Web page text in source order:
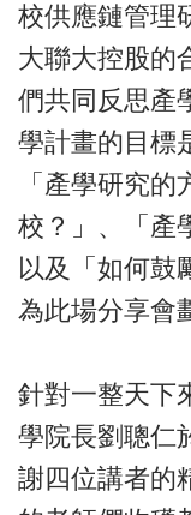
校供應鏈管理
大聯大控股的
們共同反思產
學計畫的目標
「產學研究
校？」、「產
以及「如何鼓
為此場分享會
針對一整天下
學院長劉聰仁
謝四位講者的